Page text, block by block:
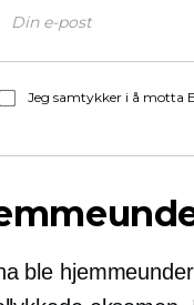
Jeg samtykker i å motta
ble